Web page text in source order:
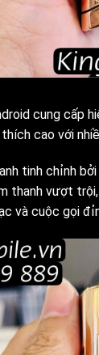
cung cấp
cao với
tinh chỉnh
thanh vượt
và cuộc gọi